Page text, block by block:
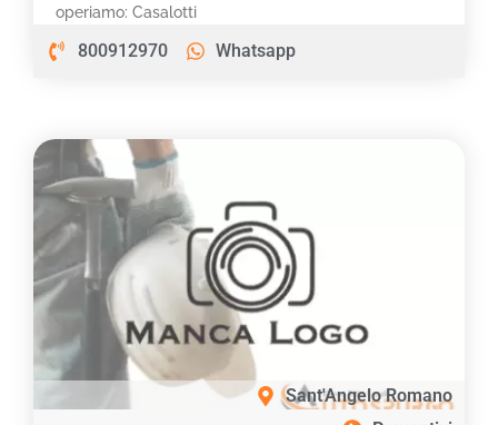
operiamo: Casalotti
800912970 Whatsapp
Sant'Angelo Romano